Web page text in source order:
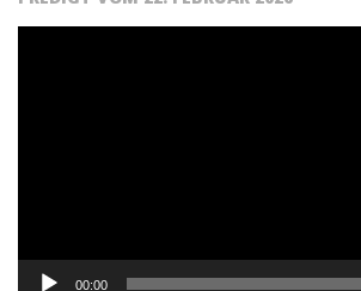
00:00